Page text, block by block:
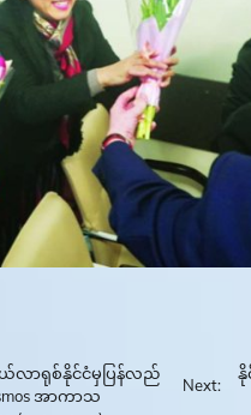
ယ်လာရုစ်နိုင်ငံမှပြန်လည်
အာကာသ
Next:
နို